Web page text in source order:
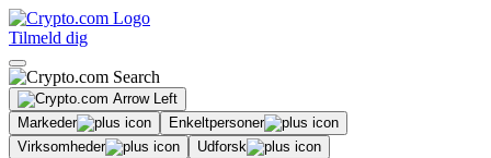
Tilmeld dig
Markeder
Enkeltpersoner
Virksomheder
Udforsk